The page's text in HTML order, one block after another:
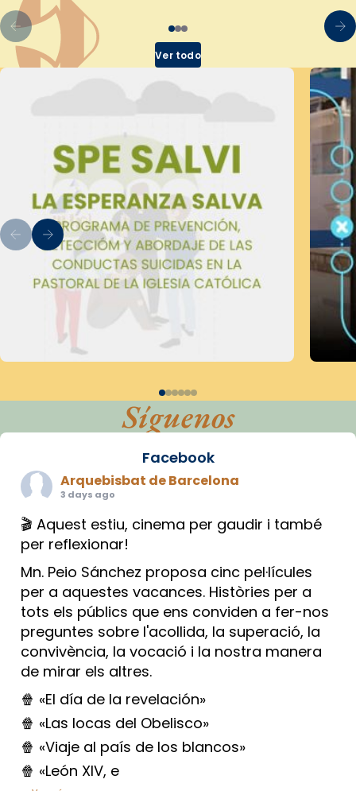
Ver todo
Síguenos
Facebook
Arquebisbat de Barcelona
3 days ago
🎬 Aquest estiu, cinema per gaudir i també
per reflexionar!
Mn. Peio Sánchez proposa cinc pel·lícules
per a aquestes vacances. Històries per a
tots els públics que ens conviden a fer-nos
preguntes sobre l'acollida, la superació, la
convivència, la vocació i la nostra manera
de mirar els altres.
🍿 «El día de la revelación»
🍿 «Las locas del Obelisco»
🍿 «Viaje al país de los blancos»
🍿 «León XIV, e